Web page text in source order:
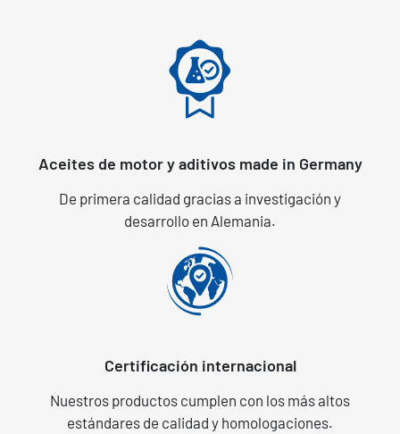
Aceites de motor y aditivos made in Germany
De primera calidad gracias a investigación y
desarrollo en Alemania.
Certificación internacional
Nuestros productos cumplen con los más altos
estándares de calidad y homologaciones.